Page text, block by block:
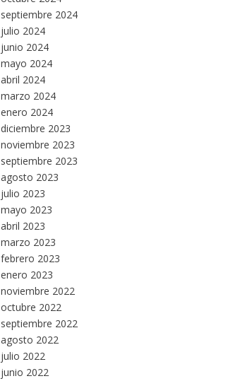
septiembre 2024
julio 2024
junio 2024
mayo 2024
abril 2024
marzo 2024
enero 2024
diciembre 2023
noviembre 2023
septiembre 2023
agosto 2023
julio 2023
mayo 2023
abril 2023
marzo 2023
febrero 2023
enero 2023
noviembre 2022
octubre 2022
septiembre 2022
agosto 2022
julio 2022
junio 2022